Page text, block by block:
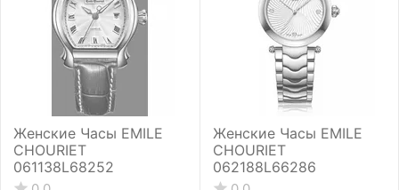
Женские Часы EMILE
CHOURIET
061138L68252
Женские Часы EMILE
CHOURIET
062188L66286